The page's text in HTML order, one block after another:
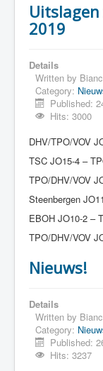
2019
Details
Written by
Category:
Published:
Hits: 3000
DHV/TPO/VOV
TSC JO15-4 –
TPO/DHV/VOV
Steenbergen
EBOH JO10-2 –
TPO/DHV/VOV
Nieuws!
Details
Written by
Category:
Published:
Hits: 3237